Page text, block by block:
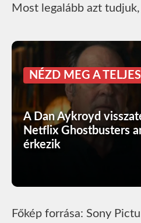
Most legalább azt
NÉZD MEG A
A Dan Aykroyd
Netflix Ghostbusters
érkezik
Főkép forrása: Sony